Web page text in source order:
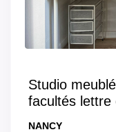
Studio
facultés lettre
NANCY